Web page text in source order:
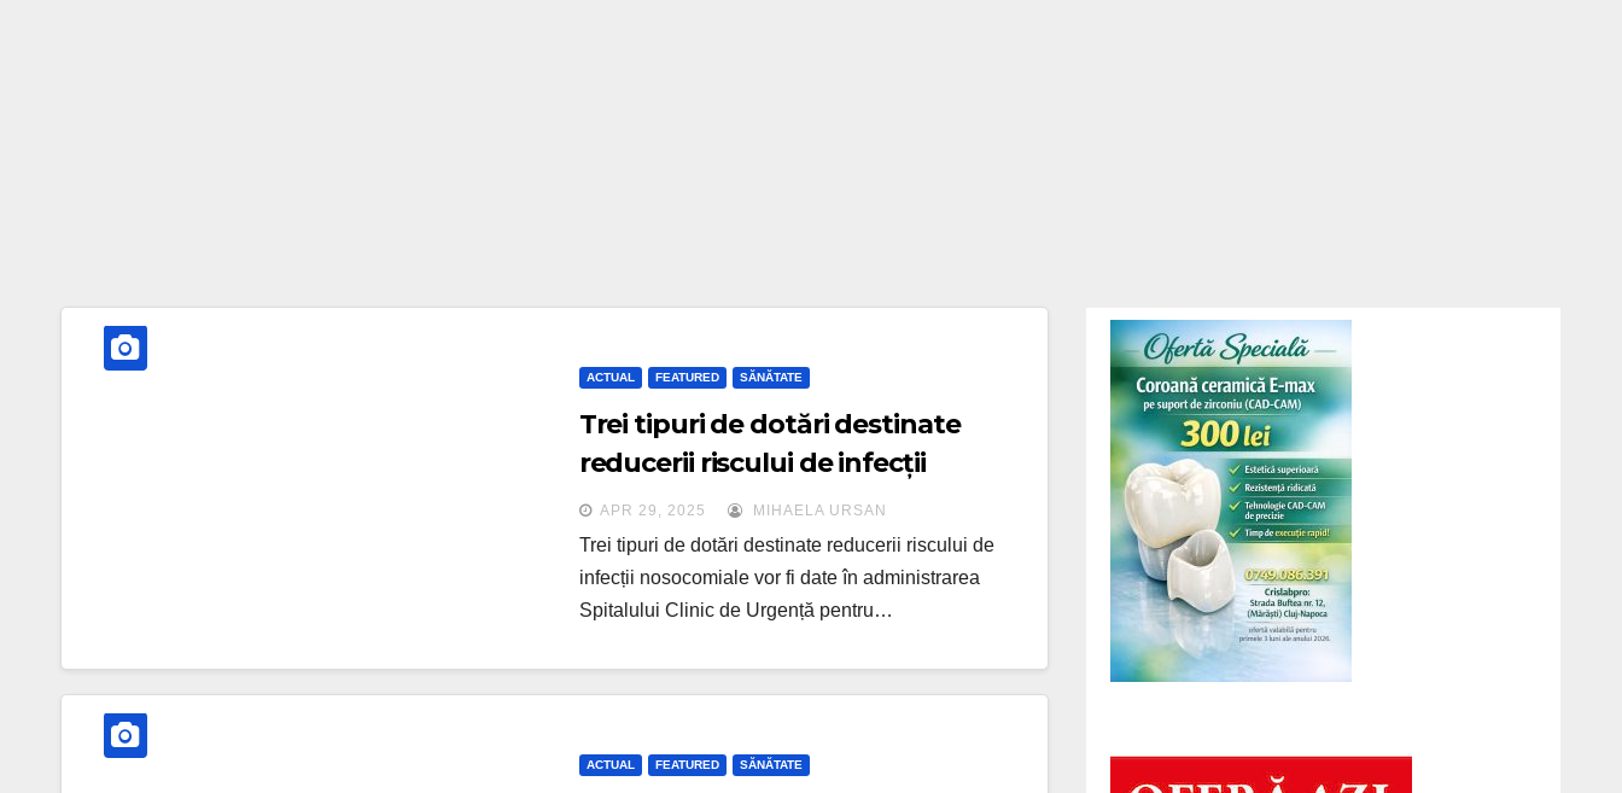
ACTUAL FEATURED SĂNĂTATE
Trei tipuri de dotări destinate
reducerii riscului de infecții
nosocomiale pentru UPU Copii din
Cluj
APR 29, 2025 MIHAELA URSAN
Trei tipuri de dotări destinate reducerii riscului de
infecții nosocomiale vor fi date în administrarea
Spitalului Clinic de Urgență pentru…
ACTUAL FEATURED SĂNĂTATE